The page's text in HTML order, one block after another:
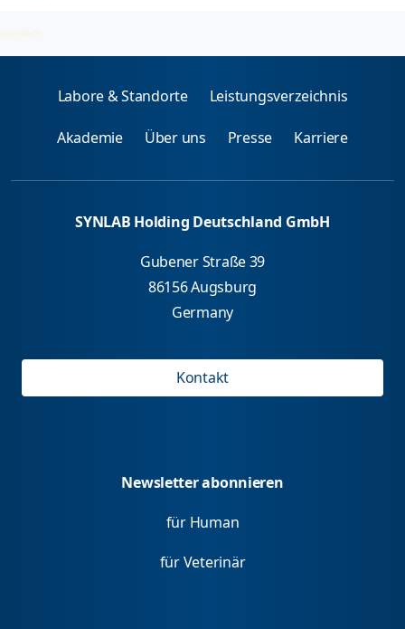
2026-08-05
Labore & Standorte Leistungsverzeichnis
Akademie Über uns Presse Karriere
SYNLAB Holding Deutschland GmbH
Gubener Straße 39
86156 Augsburg
Germany
Kontakt
Newsletter abonnieren
für Human
für Veterinär